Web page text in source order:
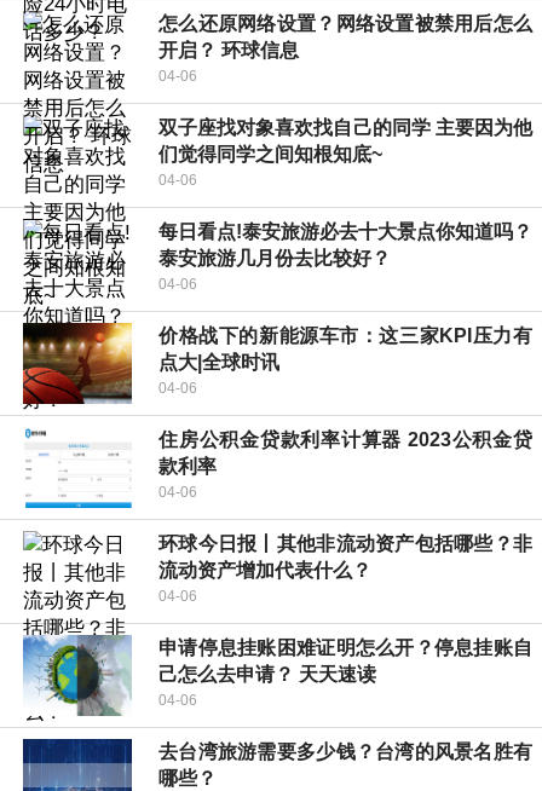
怎么还原网络设置？网络设置被禁用后怎么
开启？ 环球信息
04-06
双子座找对象喜欢找自己的同学 主要因为他
们觉得同学之间知根知底~
04-06
每日看点!泰安旅游必去十大景点你知道吗？
泰安旅游几月份去比较好？
04-06
价格战下的新能源车市：这三家KPI压力有
点大|全球时讯
04-06
住房公积金贷款利率计算器 2023公积金贷
款利率
04-06
环球今日报丨其他非流动资产包括哪些？非
流动资产增加代表什么？
04-06
申请停息挂账困难证明怎么开？停息挂账自
己怎么去申请？ 天天速读
04-06
去台湾旅游需要多少钱？台湾的风景名胜有
哪些？